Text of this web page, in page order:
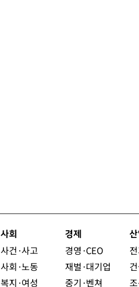
사회
사건·사고
사회·노동
복지·여성
경제
경영·CEO
재벌·대기업
중기·벤쳐